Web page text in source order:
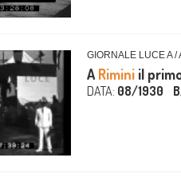
GIORNALE LUCE A /
A Rimini il
DATA: 08/1930